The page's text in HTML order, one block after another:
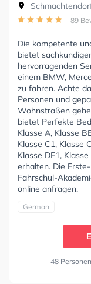
89
Die kompetente
bietet
hervorragenden
einem BMW,
zu fahren. Achte
Personen und
Wohnstraßen
bietet Perfekte
Klasse A, Klasse
Klasse C1, Klasse
Klasse DE1,
erhalten. Die
Fahrschul-
online anfragen.
German
48